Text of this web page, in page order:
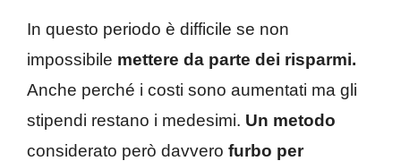
In questo periodo è difficile se non
impossibile mettere da parte dei risparmi.
Anche perché i costi sono aumentati ma gli
stipendi restano i medesimi. Un metodo
considerato però davvero furbo per